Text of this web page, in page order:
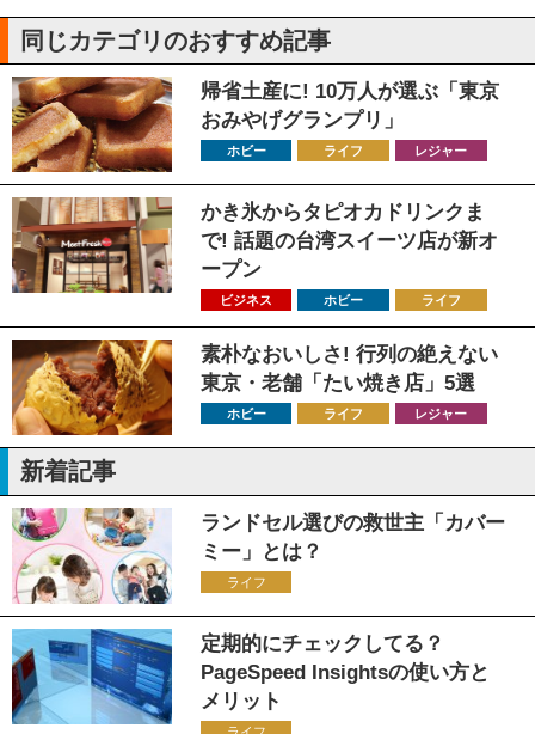
同じカテゴリのおすすめ記事
帰省土産に! 10万人が選ぶ「東京
おみやげグランプリ」
ホビー ライフ レジャー
かき氷からタピオカドリンクま
で! 話題の台湾スイーツ店が新オ
ープン
ビジネス ホビー ライフ
素朴なおいしさ! 行列の絶えない
東京・老舗「たい焼き店」5選
ホビー ライフ レジャー
新着記事
ランドセル選びの救世主「カバー
ミー」とは？
ライフ
定期的にチェックしてる？
PageSpeed Insightsの使い方と
メリット